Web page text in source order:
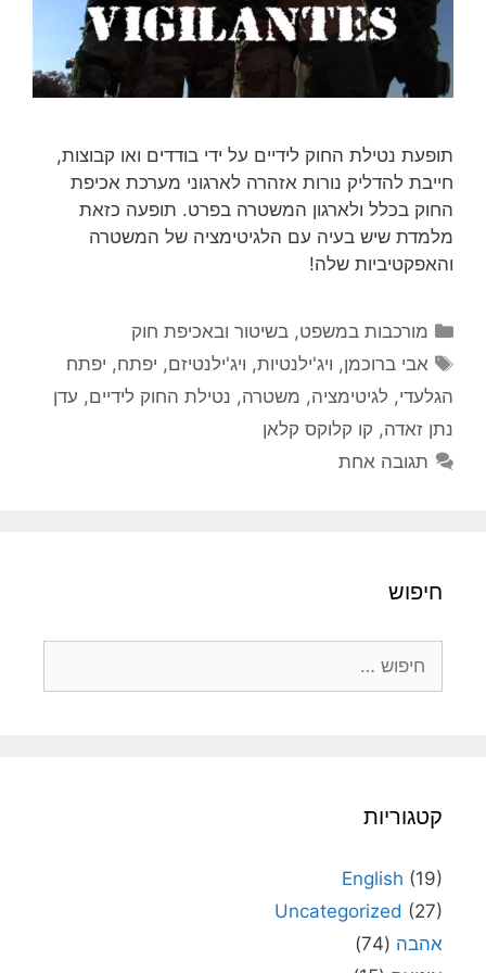
תופעת נטילת החוק לידיים על ידי בודדים ואו קבוצות,
חייבת להדליק נורות אזהרה לארגוני מערכת אכיפת
החוק בכלל ולארגון המשטרה בפרט. תופעה כזאת
מלמדת שיש בעיה עם הלגיטימציה של המשטרה
והאפקטיביות שלה!
קטגוריות
מורכבות במשפט, בשיטור ובאכיפת חוק
תגיות
אבי ברוכמן, ויג'ילנטיות, ויג'ילנטיזם, יפתח, יפתח
הגלעדי, לגיטימציה, משטרה, נטילת החוק לידיים, עדן
נתן זאדה, קו קלוקס קלאן
תגובה אחת
חיפוש
קטגוריות
English (19)
Uncategorized (27)
אהבה (74)